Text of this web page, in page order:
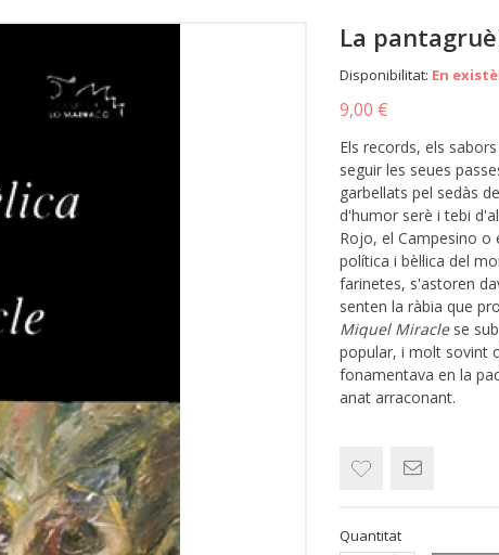
La
Disponibilitat: En
9,00 €
Els records, els
seguir les seues
garbellats pel sedàs
d'humor serè i tebi
Rojo, el Campesino
política i bèl·lica del
farinetes, s'astoren
senten la ràbia que
Miquel Miraclese
popular, i molt sovint
fonamentava en la
anat arraconant.
Quantitat